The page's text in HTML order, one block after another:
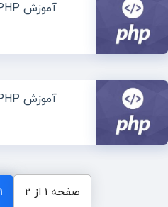
آموزش PHP – عملگرها در php
آموزش PHP – کار با رشته ها در php
صفحه 1 از 2 1